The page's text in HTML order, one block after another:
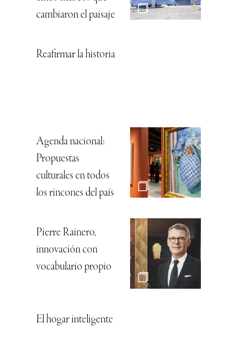
cambiaron el paisaje
Reafirmar la historia
Agenda nacional:
Propuestas
culturales en todos
los rincones del país
Pierre Rainero,
innovación con
vocabulario propio
El hogar inteligente